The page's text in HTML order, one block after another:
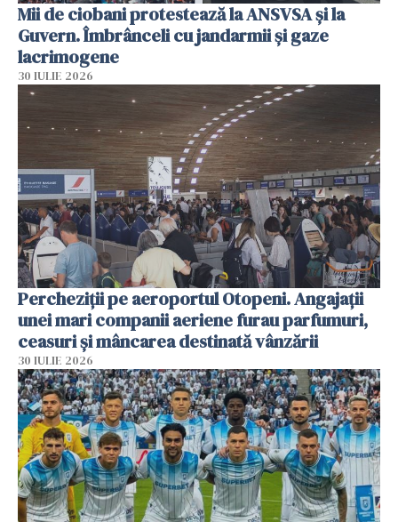
Mii de ciobani protestează la ANSVSA și la
Guvern. Îmbrânceli cu jandarmii și gaze
lacrimogene
30 IULIE 2026
Percheziții pe aeroportul Otopeni. Angajații
unei mari companii aeriene furau parfumuri,
ceasuri și mâncarea destinată vânzării
30 IULIE 2026